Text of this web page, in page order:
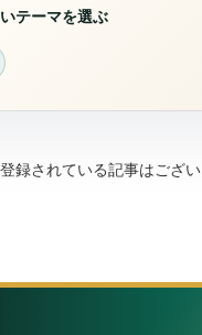
テーマを選ぶ
登録されている記事はござい